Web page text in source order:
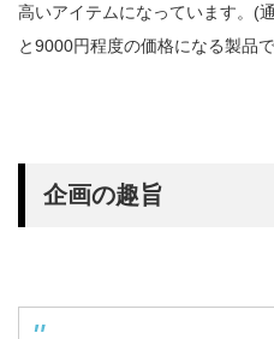
高いアイテムになっています。(
と9000円程度の価格になる製品
企画の趣旨